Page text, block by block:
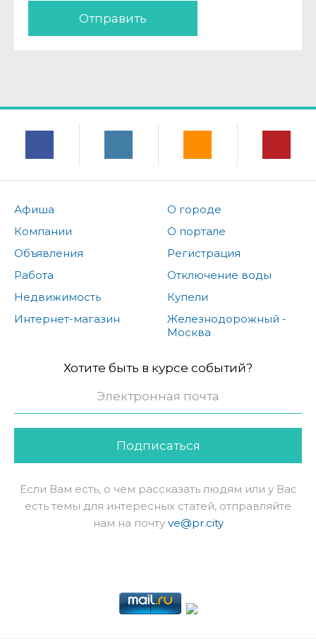
Отправить
Афиша
Компании
Объявления
Работа
Недвижимость
Интернет-магазин
О городе
О портале
Регистрация
Отключение воды
Купели
Железнодорожный -
Москва
Хотите быть в курсе событий?
Подписаться
Если Вам есть, о чем рассказать людям или у Вас
есть темы для интересных статей, отправляйте
нам на почту ve@pr.city